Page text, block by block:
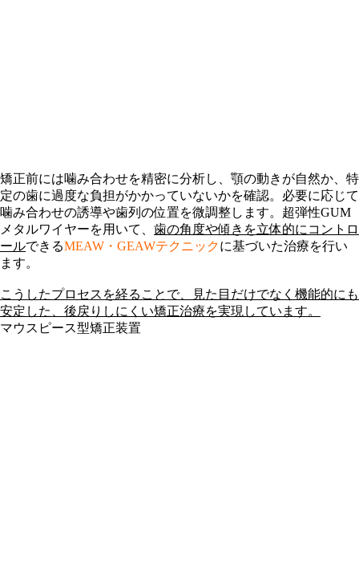
矯正前には噛み合わせを精密に分析し、顎の動きが自然か、特
定の歯に過度な負担がかかっていないかを確認。必要に応じて
噛み合わせの誘導や歯列の位置を微調整します。 超弾性GUM
メタルワイヤーを用いて、 歯の角度や傾きを立体的にコントロ
ールできるMEAW・GEAWテクニックに基づいた治療を行い
ます。
こうしたプロセスを経ることで、見た目だけでなく機能的にも
安定した、 後戻りしにくい矯正治療を実現しています。
マウスピース型矯正装置